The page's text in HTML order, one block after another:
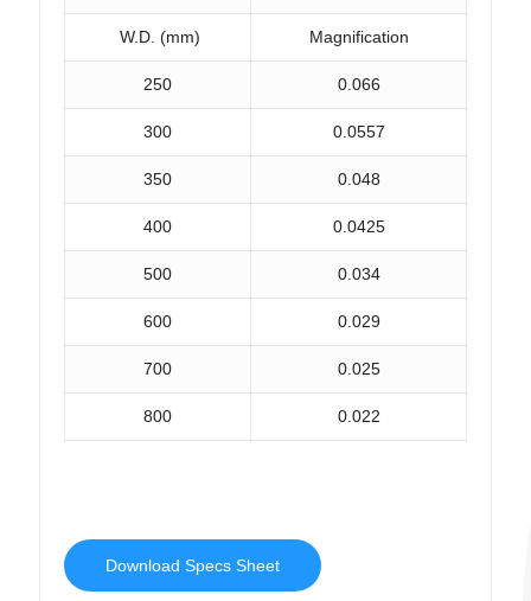
W.D. (mm) Magnification
250 0.066
300 0.0557
350 0.048
400 0.0425
500 0.034
600 0.029
700 0.025
800 0.022
Download Specs Sheet